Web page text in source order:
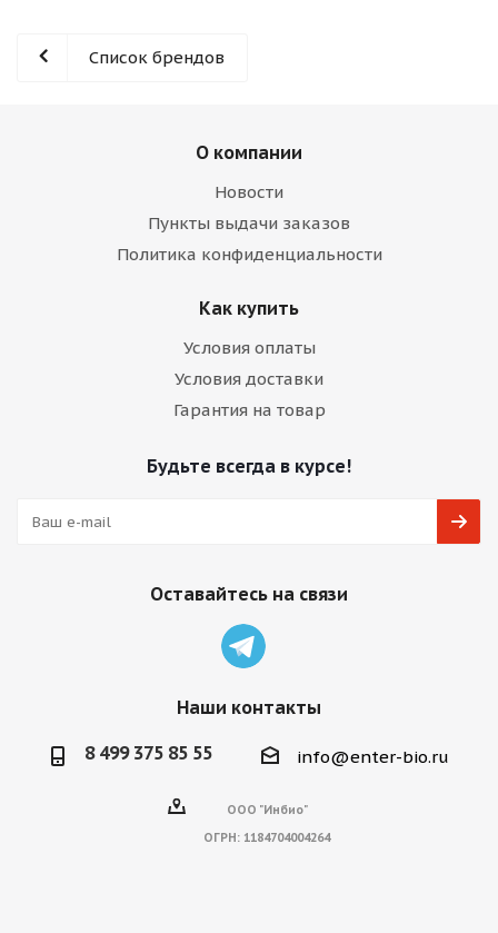
Список брендов
О компании
Новости
Пункты выдачи заказов
Политика конфиденциальности
Как купить
Условия оплаты
Условия доставки
Гарантия на товар
Будьте всегда в курсе!
Оставайтесь на связи
Наши контакты
8 499 375 85 55 info@enter-bio.ru
ООО "Инбио"
ОГРН: 1184704004264